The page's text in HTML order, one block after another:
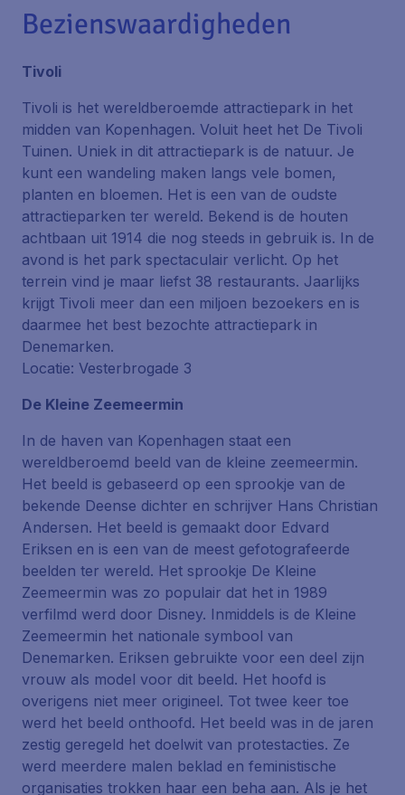
Bezienswaardigheden
Tivoli
Tivoli is het wereldberoemde attractiepark in het
midden van Kopenhagen. Voluit heet het De Tivoli
Tuinen. Uniek in dit attractiepark is de natuur. Je
kunt een wandeling maken langs vele bomen,
planten en bloemen. Het is een van de oudste
attractieparken ter wereld. Bekend is de houten
achtbaan uit 1914 die nog steeds in gebruik is. In de
avond is het park spectaculair verlicht. Op het
terrein vind je maar liefst 38 restaurants. Jaarlijks
krijgt Tivoli meer dan een miljoen bezoekers en is
daarmee het best bezochte attractiepark in
Denemarken.
Locatie: Vesterbrogade 3
De Kleine Zeemeermin
In de haven van Kopenhagen staat een
wereldberoemd beeld van de kleine zeemeermin.
Het beeld is gebaseerd op een sprookje van de
bekende Deense dichter en schrijver Hans Christian
Andersen. Het beeld is gemaakt door Edvard
Eriksen en is een van de meest gefotografeerde
beelden ter wereld. Het sprookje De Kleine
Zeemeermin was zo populair dat het in 1989
verfilmd werd door Disney. Inmiddels is de Kleine
Zeemeermin het nationale symbool van
Denemarken. Eriksen gebruikte voor een deel zijn
vrouw als model voor dit beeld. Het hoofd is
overigens niet meer origineel. Tot twee keer toe
werd het beeld onthoofd. Het beeld was in de jaren
zestig geregeld het doelwit van protestacties. Ze
werd meerdere malen beklad en feministische
organisaties trokken haar een beha aan. Als je het